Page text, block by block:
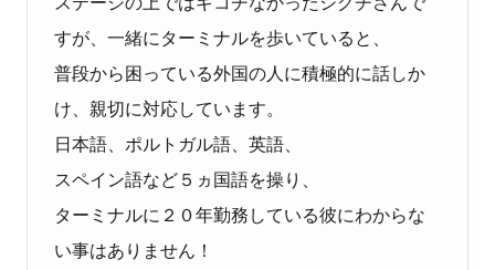
すが、一緒にターミナルを歩いていると、
普段から困っている外国の人に積極的に話しか
け、親切に対応しています。
日本語、ポルトガル語、英語、
スペイン語など５ヵ国語を操り、
ターミナルに２０年勤務している彼にわからな
い事はありません！